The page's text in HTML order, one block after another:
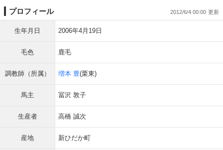
プロフィール 2012/6/4 00:00
生年月日 2006年4月19日
毛色 鹿毛
調教師（所属） 増本 豊(栗東)
馬主 冨沢 敦子
生産者 高橋 誠次
産地 新ひだか町